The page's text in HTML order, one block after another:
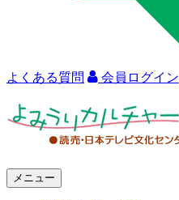
よくある質問 会員ログイン
メニュー